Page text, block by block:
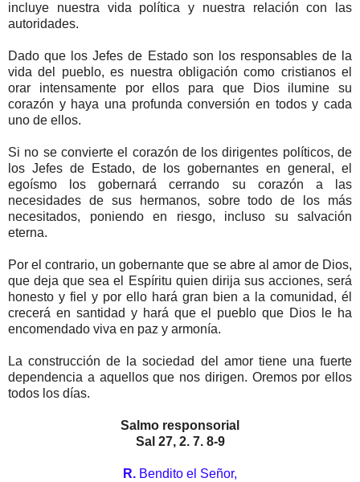
incluye nuestra vida política y nuestra relación con las
autoridades.
Dado que los Jefes de Estado son los responsables de la
vida del pueblo, es nuestra obligación como cristianos el
orar intensamente por ellos para que Dios ilumine su
corazón y haya una profunda conversión en todos y cada
uno de ellos.
Si no se convierte el corazón de los dirigentes políticos, de
los Jefes de Estado, de los gobernantes en general, el
egoísmo los gobernará cerrando su corazón a las
necesidades de sus hermanos, sobre todo de los más
necesitados, poniendo en riesgo, incluso su salvación
eterna.
Por el contrario, un gobernante que se abre al amor de Dios,
que deja que sea el Espíritu quien dirija sus acciones, será
honesto y fiel y por ello hará gran bien a la comunidad, él
crecerá en santidad y hará que el pueblo que Dios le ha
encomendado viva en paz y armonía.
La construcción de la sociedad del amor tiene una fuerte
dependencia a aquellos que nos dirigen. Oremos por ellos
todos los días.
Salmo responsorial
Sal 27, 2. 7. 8-9
R. Bendito el Señor,